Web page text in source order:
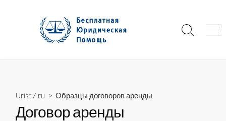
Search
Urist7.ru > Образцы договоров аренды
Договор аренды